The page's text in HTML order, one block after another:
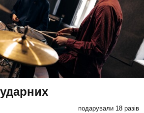
подарували 18 разів